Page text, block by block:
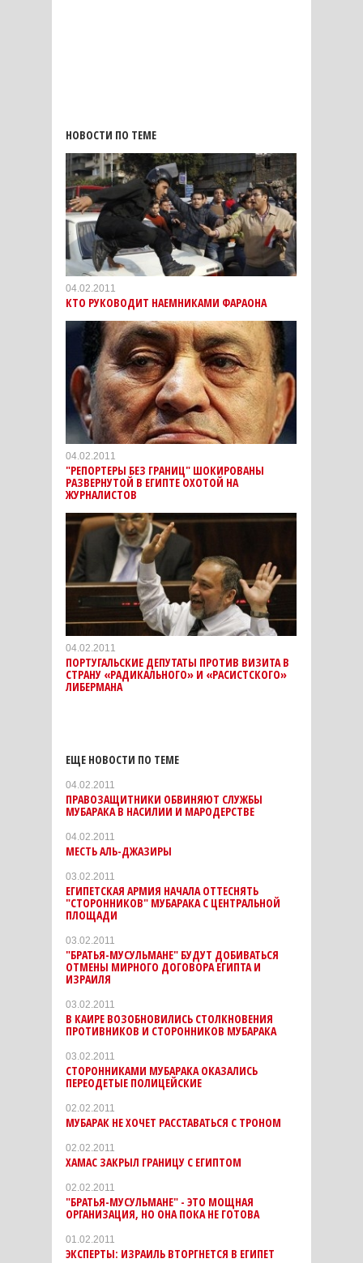
НОВОСТИ ПО ТЕМЕ
04.02.2011
КТО РУКОВОДИТ НАЕМНИКАМИ ФАРАОНА
04.02.2011
"РЕПОРТЕРЫ БЕЗ ГРАНИЦ" ШОКИРОВАНЫ
РАЗВЕРНУТОЙ В ЕГИПТЕ ОХОТОЙ НА
ЖУРНАЛИСТОВ
04.02.2011
ПОРТУГАЛЬСКИЕ ДЕПУТАТЫ ПРОТИВ ВИЗИТА В
СТРАНУ «РАДИКАЛЬНОГО» И «РАСИСТСКОГО»
ЛИБЕРМАНА
ЕЩЕ НОВОСТИ ПО ТЕМЕ
04.02.2011
ПРАВОЗАЩИТНИКИ ОБВИНЯЮТ СЛУЖБЫ
МУБАРАКА В НАСИЛИИ И МАРОДЕРСТВЕ
04.02.2011
МЕСТЬ АЛЬ-ДЖАЗИРЫ
03.02.2011
ЕГИПЕТСКАЯ АРМИЯ НАЧАЛА ОТТЕСНЯТЬ
"СТОРОННИКОВ" МУБАРАКА С ЦЕНТРАЛЬНОЙ
ПЛОЩАДИ
03.02.2011
"БРАТЬЯ-МУСУЛЬМАНЕ" БУДУТ ДОБИВАТЬСЯ
ОТМЕНЫ МИРНОГО ДОГОВОРА ЕГИПТА И
ИЗРАИЛЯ
03.02.2011
В КАИРЕ ВОЗОБНОВИЛИСЬ СТОЛКНОВЕНИЯ
ПРОТИВНИКОВ И СТОРОННИКОВ МУБАРАКА
03.02.2011
СТОРОННИКАМИ МУБАРАКА ОКАЗАЛИСЬ
ПЕРЕОДЕТЫЕ ПОЛИЦЕЙСКИЕ
02.02.2011
МУБАРАК НЕ ХОЧЕТ РАССТАВАТЬСЯ С ТРОНОМ
02.02.2011
ХАМАС ЗАКРЫЛ ГРАНИЦУ С ЕГИПТОМ
02.02.2011
"БРАТЬЯ-МУСУЛЬМАНЕ" - ЭТО МОЩНАЯ
ОРГАНИЗАЦИЯ, НО ОНА ПОКА НЕ ГОТОВА
01.02.2011
ЭКСПЕРТЫ: ИЗРАИЛЬ ВТОРГНЕТСЯ В ЕГИПЕТ